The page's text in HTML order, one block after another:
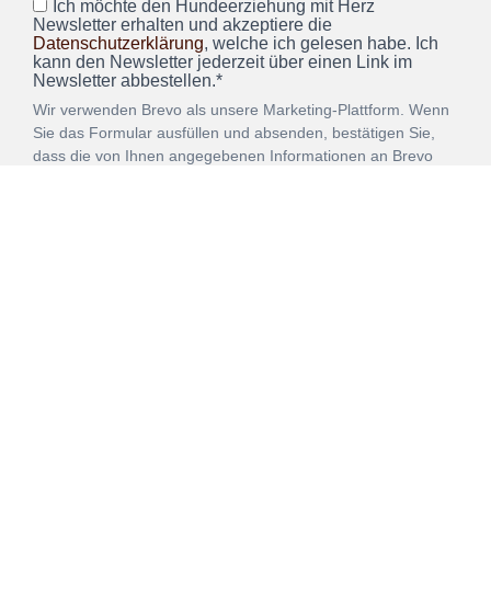
Ich möchte den Hundeerziehung mit Herz
Newsletter erhalten und akzeptiere die
Datenschutzerklärung, welche ich gelesen habe. Ich
kann den Newsletter jederzeit über einen Link im
Newsletter abbestellen.*
Wir verwenden Brevo als unsere Marketing-Plattform. Wenn
Sie das Formular ausfüllen und absenden, bestätigen Sie,
dass die von Ihnen angegebenen Informationen an Brevo